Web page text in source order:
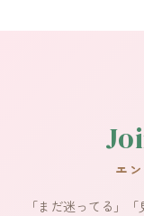
エ
「まだ迷ってる」